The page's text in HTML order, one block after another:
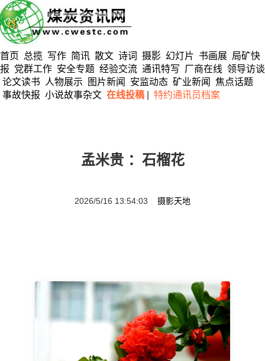
首页 总揽 写作 简讯 散文 诗词 摄影 幻灯片 书画展 局矿快
报 党群工作 安全专题 经验交流 通讯特写 厂商在线 领导访谈
论文读书
人物展示 图片新闻 安监动态 矿业新闻
焦点话题
事故快报 小说故事杂文 在线投稿 特约通讯员档案
孟米贵 ：石榴花
2026/5/16 13:54:03 摄影天地